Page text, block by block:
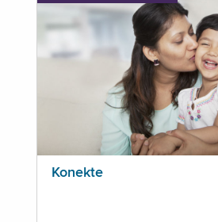
Konekte